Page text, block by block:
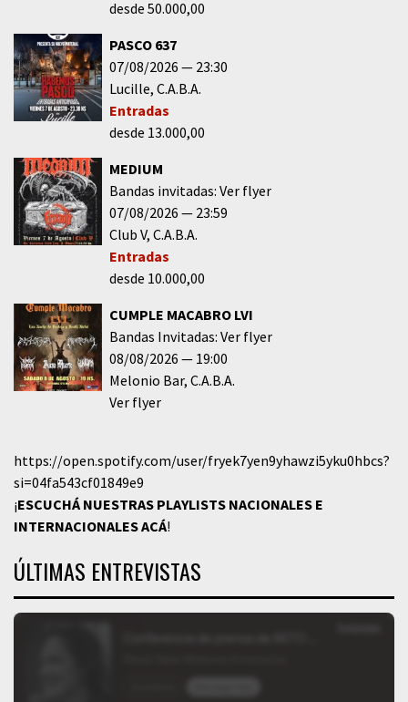
desde 50.000,00
PASCO 637
07/08/2026
23:30
Lucille C.A.B.A.
Entradas
desde 13.000,00
MEDIUM
Bandas invitadas: Ver flyer
07/08/2026
23:59
Club V C.A.B.A.
Entradas
desde 10.000,00
CUMPLE MACABRO LVI
Bandas Invitadas: Ver flyer
08/08/2026
19:00
Melonio Bar C.A.B.A.
Ver flyer
https://open.spotify.com/user/fryek7yen9yhawzi5yku0hbcs?
si=04fa543cf01849e9
¡ESCUCHÁ NUESTRAS PLAYLISTS NACIONALES E
INTERNACIONALESACÁ!
ÚLTIMAS ENTREVISTAS